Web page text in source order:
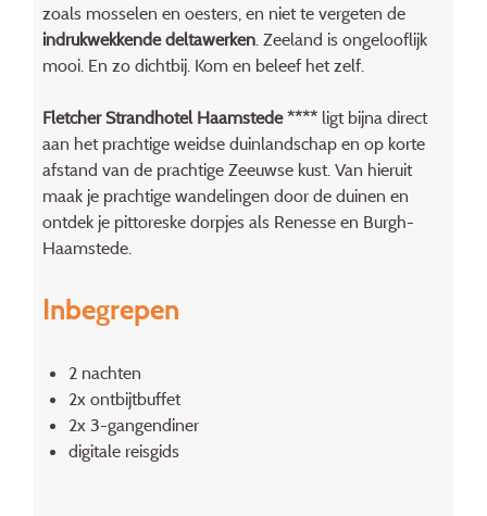
zoals mosselen en oesters, en niet te vergeten de
indrukwekkende deltawerken. Zeeland is ongelooflijk
mooi. En zo dichtbij. Kom en beleef het zelf.
Fletcher Strandhotel Haamstede ****ligt bijna direct
aan het prachtige weidse duinlandschap en op korte
afstand van de prachtige Zeeuwse kust. Van hieruit
maak je prachtige wandelingen door de duinen en
ontdek je pittoreske dorpjes als Renesse en Burgh-
Haamstede.
Inbegrepen
2 nachten
2x ontbijtbuffet
2x 3-gangendiner
digitale reisgids